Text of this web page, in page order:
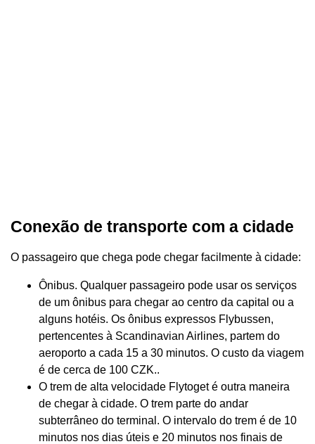
Conexão de transporte com a cidade
O passageiro que chega pode chegar facilmente à cidade:
Ônibus. Qualquer passageiro pode usar os serviços
de um ônibus para chegar ao centro da capital ou a
alguns hotéis. Os ônibus expressos Flybussen,
pertencentes à Scandinavian Airlines, partem do
aeroporto a cada 15 a 30 minutos. O custo da viagem
é de cerca de 100 CZK..
O trem de alta velocidade Flytoget é outra maneira
de chegar à cidade. O trem parte do andar
subterrâneo do terminal. O intervalo do trem é de 10
minutos nos dias úteis e 20 minutos nos finais de